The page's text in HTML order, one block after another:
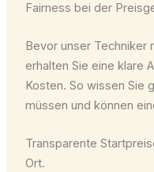
Fairness bei der
Bevor unser Techniker
erhalten Sie eine klare
Kosten. So wissen Sie
müssen und können
Transparente
Ort.